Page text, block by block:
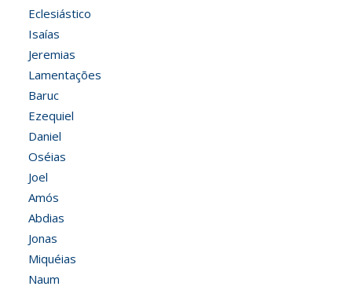
Eclesiástico
Isaías
Jeremias
Lamentações
Baruc
Ezequiel
Daniel
Oséias
Joel
Amós
Abdias
Jonas
Miquéias
Naum